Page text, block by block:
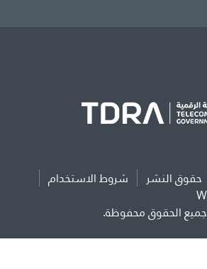
حقوق النشر
شروط الاستخدام
جميع الحقوق محفوظة.